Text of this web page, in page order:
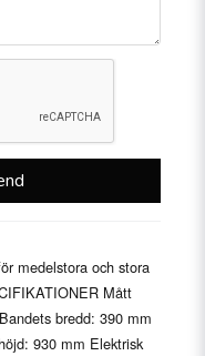
medelstora och stora
Mått
bredd: 390 mm
930 mm Elektrisk